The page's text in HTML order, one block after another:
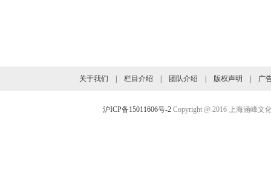
关于我们 | 栏目介绍 | 团队介绍 | 版权声明 | 广
沪ICP备15011606号-2 Copyright @ 2016 上海涵峰文